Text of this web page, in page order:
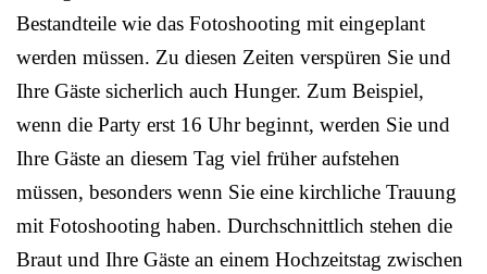
Bestandteile wie das Fotoshooting mit eingeplant
werden müssen. Zu diesen Zeiten verspüren Sie und
Ihre Gäste sicherlich auch Hunger. Zum Beispiel,
wenn die Party erst 16 Uhr beginnt, werden Sie und
Ihre Gäste an diesem Tag viel früher aufstehen
müssen, besonders wenn Sie eine kirchliche Trauung
mit Fotoshooting haben. Durchschnittlich stehen die
Braut und Ihre Gäste an einem Hochzeitstag zwischen